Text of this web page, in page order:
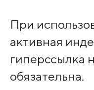
При
активная
гиперссылка
обязательна.